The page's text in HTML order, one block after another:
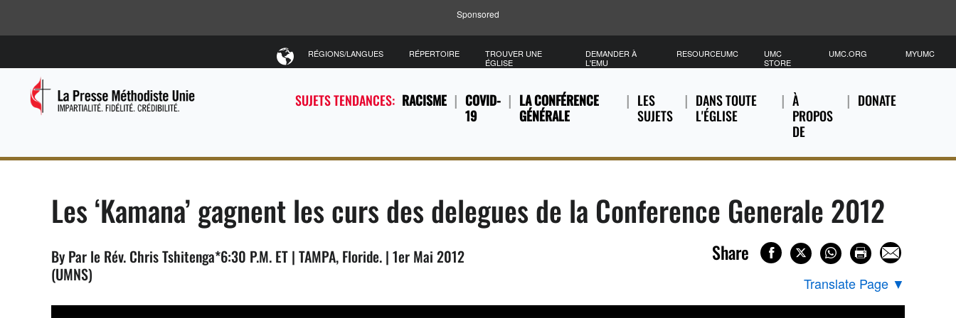
Sponsored
SUJETS TENDANCES: RACISME
COVID-
19
LA CONFÉRENCE
GÉNÉRALE
LES
SUJETS
DANS TOUTE
L'ÉGLISE
À
PROPOS
DE
DONATE
RÉGIONS/LANGUES RÉPERTOIRE
TROUVER UNE
ÉGLISE
DEMANDER À
L'EMU
RESOURCEUMC
UMC
STORE
UMC.ORG MYUMC
Les ‘Kamana’ gagnent les curs des delegues de la Conference Generale 2012
By Par le Rév. Chris Tshitenga*6:30 P.M. ET | TAMPA, Floride. | 1er Mai 2012
(UMNS)
Share
Translate Page ▼